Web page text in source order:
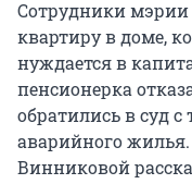
Сотрудники
квартиру в доме,
нуждается в
пенсионерка
обратились в суд
аварийного
Винниковой